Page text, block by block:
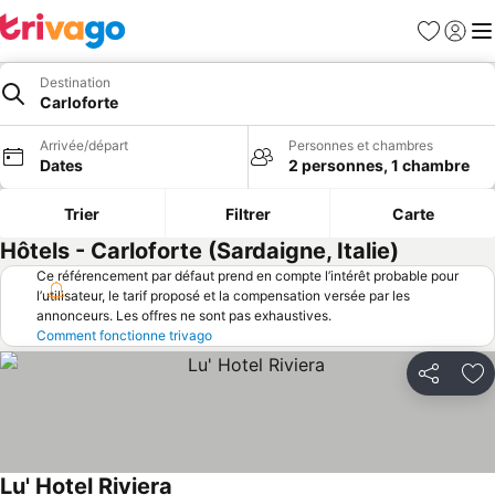
Favoris
Se
Destination
Carloforte
Arrivée/départ
Dates
Personnes et chambres
2 personnes, 1 chambre
Trier Filtrer Carte
Hôtels - Carloforte (Sardaigne, Italie)
Ce référencement par défaut prend en compte l’intérêt probable pour
l’utilisateur, le tarif proposé et la compensation versée par les
annonceurs. Les offres ne sont pas exhaustives.
Comment fonctionne trivago
Partager
Lu' Hotel Riviera